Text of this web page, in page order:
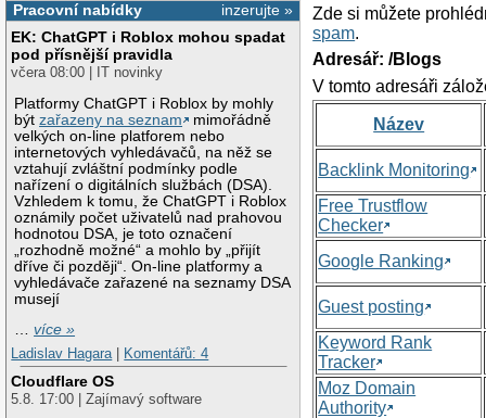
inzerujte »
Pracovní nabídky
EK: ChatGPT i Roblox mohou spadat
pod přísnější pravidla
včera 08:00 | IT novinky
Platformy ChatGPT i Roblox by mohly
býtzařazeny na seznam
mimořádně
velkých on-line platforem nebo
internetových vyhledávačů, na něž se
vztahují zvláštní podmínky podle
nařízení o digitálních službách (DSA).
Vzhledem k tomu, že ChatGPT i Roblox
oznámily počet uživatelů nad prahovou
hodnotou DSA, je toto označení
„rozhodně možné“ a mohlo by „přijít
dříve či později“. On-line platformy a
vyhledávače zařazené na seznamy DSA
musejí
…více »
Ladislav Hagara
Komentářů: 4
Cloudflare OS
5.8. 17:00 | Zajímavý software
Zde si můžete
spam.
Adresář: /Blogs
V tomto adresáři
Název
Backlink Monitoring
Free Trustflow
Checker
Google Ranking
Guest posting
Keyword Rank
Tracker
Moz Domain
Authority